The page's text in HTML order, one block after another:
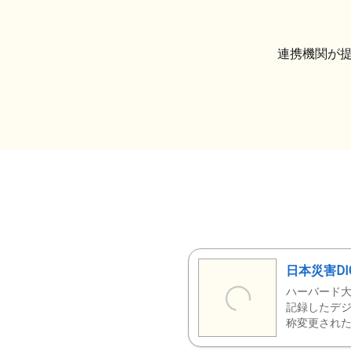
連携機関が
日本災害
ハーバード
記録したデ
称変更された